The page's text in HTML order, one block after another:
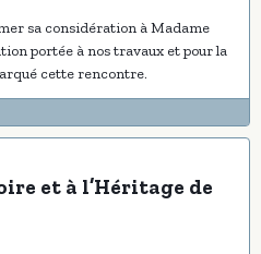
sa considération à Madame
portée à nos travaux et pour la
cette rencontre.
et à l’Héritage de